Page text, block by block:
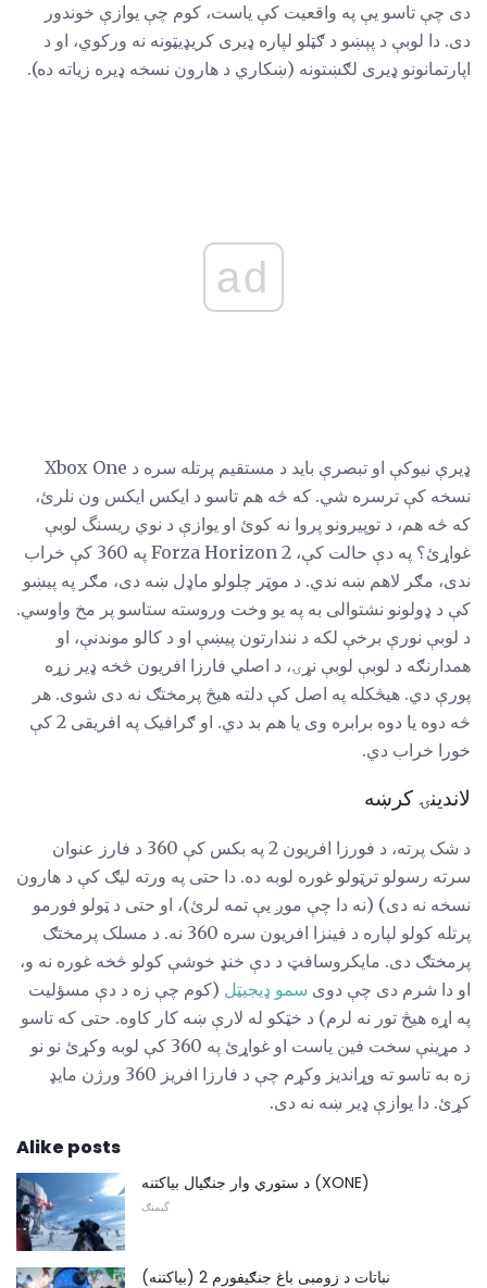
دی چې تاسو یې په واقعیت کې یاست، کوم چې یوازې خوندور
دی. دا لوبې د پېښو د ګټلو لپاره ډیری کریډیټونه نه ورکوي، او د
اپارتمانونو ډیری لګښتونه (ښکاري د هارون نسخه ډیره زیاته ده).
ad
ډیرې نیوکې او تبصرې باید د مستقیم پرتله سره د Xbox One
نسخه کې ترسره شي. که څه هم تاسو د ایکس ایکس ون نلرئ،
که څه هم، د توپیرونو پروا نه کوئ او یوازې د نوي ریسنگ لوبې
غواړئ؟ په دې حالت کې، Forza Horizon 2 په 360 کې خراب
ندی، مګر لاهم ښه ندي. د موټر چلولو ماډل ښه دی، مګر په پیښو
کې د ډولونو نشتوالی به په یو وخت وروسته ستاسو پر مخ واوسي.
د لوبې نورې برخې لکه د نندارتون پیښې او د کالو موندنې، او
همدارنګه د لوبې لوبې نړۍ، د اصلي فارزا افریون څخه ډیر زړه
پورې دي. هیڅکله په اصل کې دلته هیڅ پرمختګ نه دی شوی. هر
څه دوه یا دوه برابره وی یا هم بد دي. او ګرافیک په افریقی 2 کې
خورا خراب دي.
لاندینۍ کرښه
د شک پرته، د فورزا افریون 2 په بکس کې 360 د فارز عنوان
سرته رسولو ترټولو غوره لوبه ده. دا حتی په ورته لیګ کې د هارون
نسخه نه دی) (نه دا چې موږ یې تمه لرئ)، او حتی د ټولو فورمو
پرتله کولو لپاره د فینزا افریون سره 360 نه. د مسلک پرمختګ
پرمختګ دی. مایکروسافټ د دې خنډ خوشې کولو څخه غوره نه و،
او دا شرم دی چې دوی سمو ډیجیټل (کوم چې زه د دې مسؤلیت
په اړه هیڅ تور نه لرم) د خټکو له لارې ښه کار کاوه. حتی که تاسو
د مړینې سخت فین یاست او غواړئ په 360 کې لوبه وکړئ نو نو
زه به تاسو ته وړاندیز وکړم چې د فارزا افریز 360 ورژن مایډ
کړئ. دا یوازې ډیر ښه نه دی.
Alike posts
د ستوري وار جنګیال بیاکتنه (XONE)
گیمنګ
نباتات د زومبی باغ جنګیفورم 2 (بیاکتنه)